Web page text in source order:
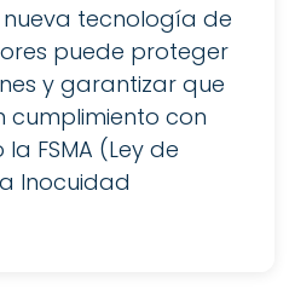
tecnología de
puede proteger
y garantizar que
cumplimiento con
FSMA (Ley de
Inocuidad